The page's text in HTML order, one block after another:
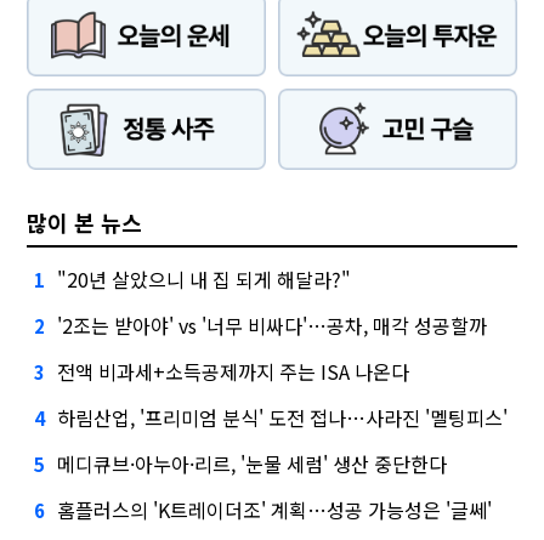
많이 본 뉴스
1 "20년 살았으니 내 집 되게 해달라?"
2 '2조는 받아야' vs '너무 비싸다'…공차, 매각 성공할까
3 전액 비과세+소득공제까지 주는 ISA 나온다
4 하림산업, '프리미엄 분식' 도전 접나…사라진 '멜팅피스'
5 메디큐브·아누아·리르, '눈물 세럼' 생산 중단한다
6 홈플러스의 'K트레이더조' 계획…성공 가능성은 '글쎄'